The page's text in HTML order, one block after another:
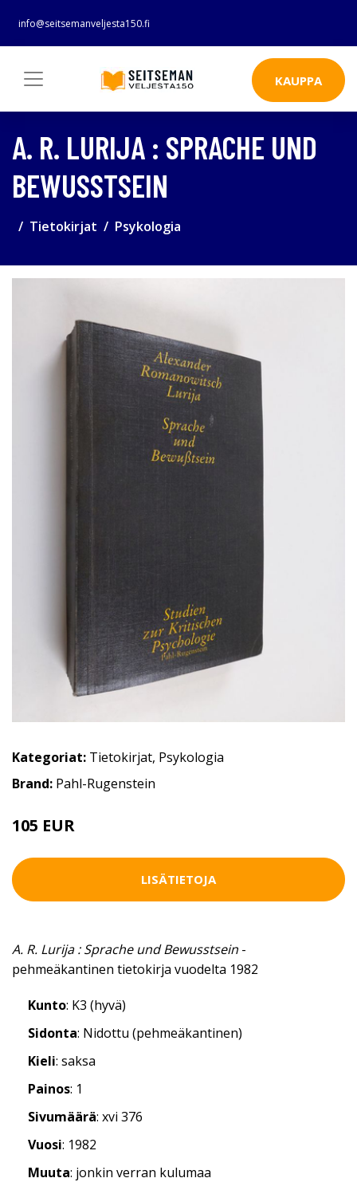
info@seitsemanveljesta150.fi
KAUPPA
A. R. LURIJA : SPRACHE UND
BEWUSSTSEIN
Tietokirjat Psykologia
Kategoriat: Tietokirjat, Psykologia
Brand: Pahl-Rugenstein
105 EUR
LISÄTIETOJA
A. R. Lurija : Sprache und Bewusstsein -
pehmeäkantinen tietokirja vuodelta 1982
Kunto: K3 (hyvä)
Sidonta: Nidottu (pehmeäkantinen)
Kieli: saksa
Painos: 1
Sivumäärä: xvi 376
Vuosi: 1982
Muuta: jonkin verran kulumaa